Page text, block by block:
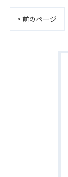
< 前のページ